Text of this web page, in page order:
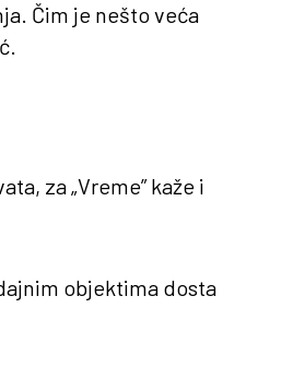
Čim je nešto veća
za „Vreme” kaže i
objektima dosta